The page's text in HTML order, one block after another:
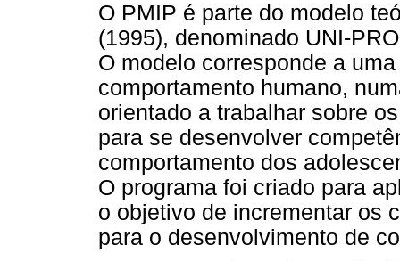
O PMIP é parte do modelo
(1995), denominado UNI-
O modelo corresponde a
comportamento humano,
orientado a trabalhar sobre
para se desenvolver
comportamento dos
O programa foi criado para
o objetivo de incrementar os
para o desenvolvimento de